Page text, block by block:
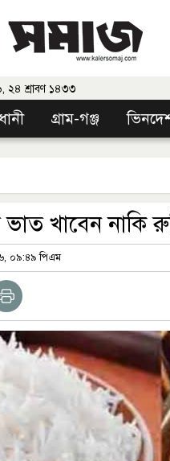
২৪ শ্রাবণ ১৪৩৩
গ্রাম-গঞ্জ
ভাত খাবেন নাকি
০৯:৪৯ পিএম